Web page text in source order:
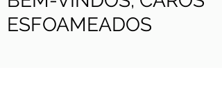
ESFOAMEADOS